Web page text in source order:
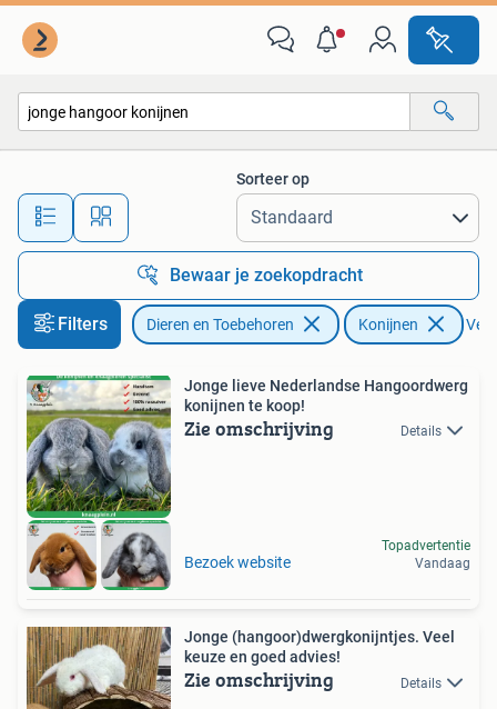
Alle afstanden…
Sorteer op
Bewaar je zoekopdracht
Filters Dieren en Toebehoren Konijnen
Jonge lieve Nederlandse Hangoordwerg
konijnen te koop!
Zie omschrijving Details
Bezoek website
Topadvertentie
Vandaag
Jonge (hangoor)dwergkonijntjes. Veel
keuze en goed advies!
Zie omschrijving Details